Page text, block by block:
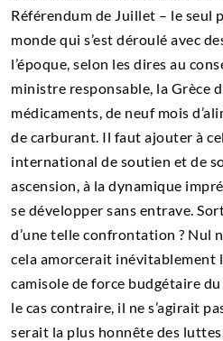
Référendum de Juillet – le seul
monde qui s’est déroulé avec
l’époque, selon les dires au
ministre responsable, la Grèce
médicaments, de neuf mois
de carburant. Il faut ajouter à
international de soutien et de
ascension, à la dynamique
se développer sans entrave.
d’une telle confrontation ? Nul
cela amorcerait inévitablement
camisole de force budgétaire
le cas contraire, il ne s’agirait
serait la plus honnête des